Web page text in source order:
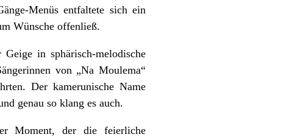
Menüs entfaltete sich ein
Wünsche offenließ.
in sphärisch-melodische
von „Na Moulema“
Der kamerunische Name
genau so klang es auch.
Moment, der die feierliche